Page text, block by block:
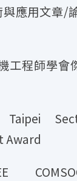
應用文章/
工程師學會
Taipei
Award